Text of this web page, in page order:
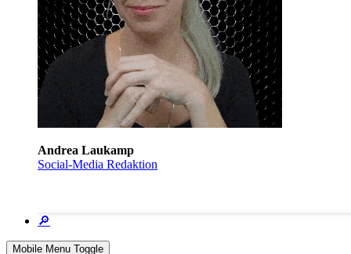
Andrea Laukamp
Social-Media Redaktion
🔎
Mobile Menu Toggle